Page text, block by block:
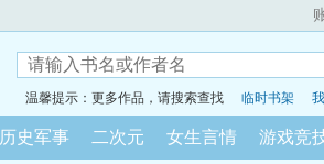
温馨提示：更多作品，请搜索查找 临时书架
历史军事 二次元 女生言情 游戏竞